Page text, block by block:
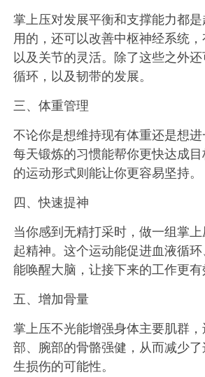
掌上压对发展平衡和支撑能力都
用的，还可以改善中枢神经系统
以及关节的灵活。除了这些之外
循环，以及韧带的发展。
三、体重管理
不论你是想维持现有体重还是想
每天锻炼的习惯能帮你更快达成
的运动形式则能让你更容易坚持。
四、快速提神
当你感到无精打采时，做一组掌
起精神。这个运动能促进血液循
能唤醒大脑，让接下来的工作更有
五、增加骨量
掌上压不光能增强身体主要肌群
部、腕部的骨骼强健，从而减少
生损伤的可能性。